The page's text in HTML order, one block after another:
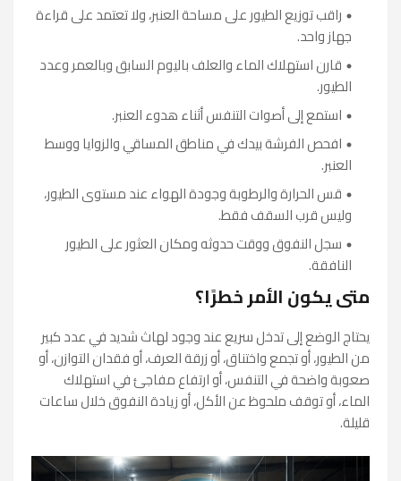
راقب توزيع الطيور على مساحة العنبر، ولا تعتمد على قراءة
جهاز واحد.
قارن استهلاك الماء والعلف باليوم السابق وبالعمر وعدد
الطيور.
استمع إلى أصوات التنفس أثناء هدوء العنبر.
افحص الفرشة بيدك في مناطق المساقي والزوايا ووسط
العنبر.
قس الحرارة والرطوبة وجودة الهواء عند مستوى الطيور،
وليس قرب السقف فقط.
سجل النفوق ووقت حدوثه ومكان العثور على الطيور
النافقة.
متى يكون الأمر خطرًا؟
يحتاج الوضع إلى تدخل سريع عند وجود لهاث شديد في عدد كبير
من الطيور، أو تجمع واختناق، أو زرقة العرف، أو فقدان التوازن، أو
صعوبة واضحة في التنفس، أو ارتفاع مفاجئ في استهلاك
الماء، أو توقف ملحوظ عن الأكل، أو زيادة النفوق خلال ساعات
قليلة.